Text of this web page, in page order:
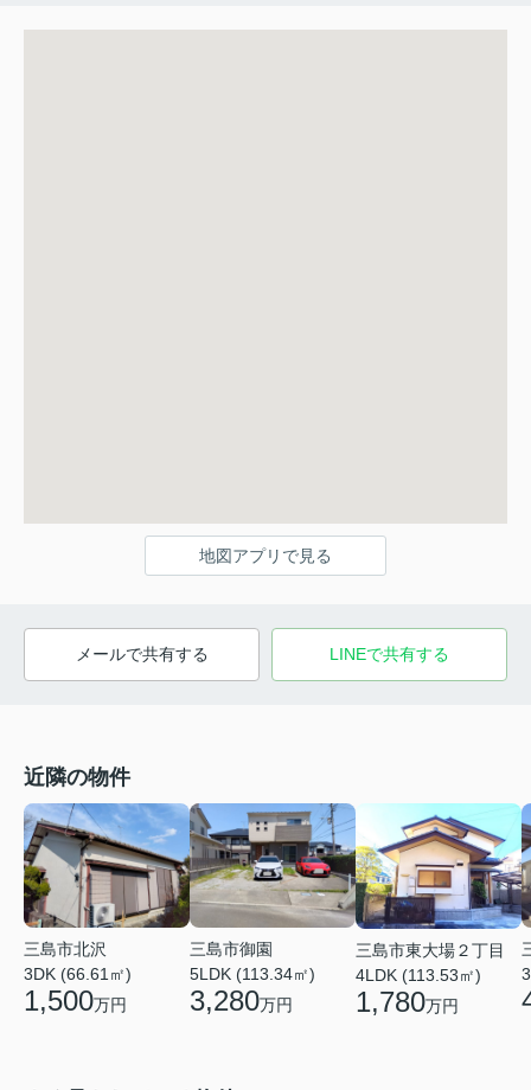
地図アプリで見る
メールで共有する LINEで共有する
近隣の物件
三島市北沢
3DK (66.61㎡)
1,500万円
三島市御園
5LDK (113.34㎡)
3,280万円
三島市東大場２丁目
4LDK (113.53㎡)
1,780万円